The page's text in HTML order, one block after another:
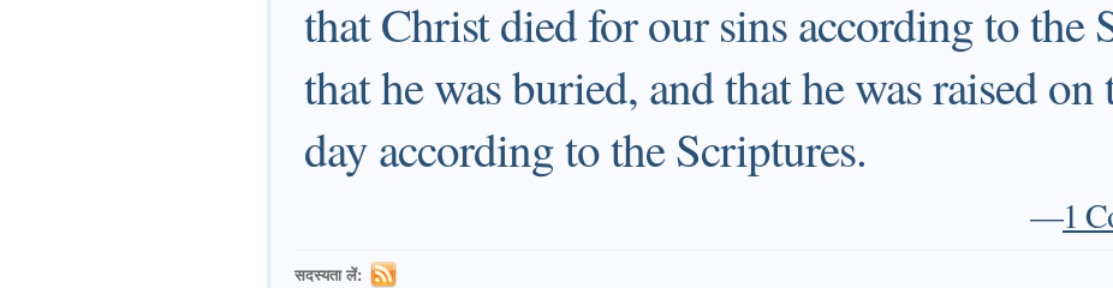
that Christ died for our sins according to the
that he was buried, and that he was raised
day according to the Scriptures.
—1
सदस्यता लें: